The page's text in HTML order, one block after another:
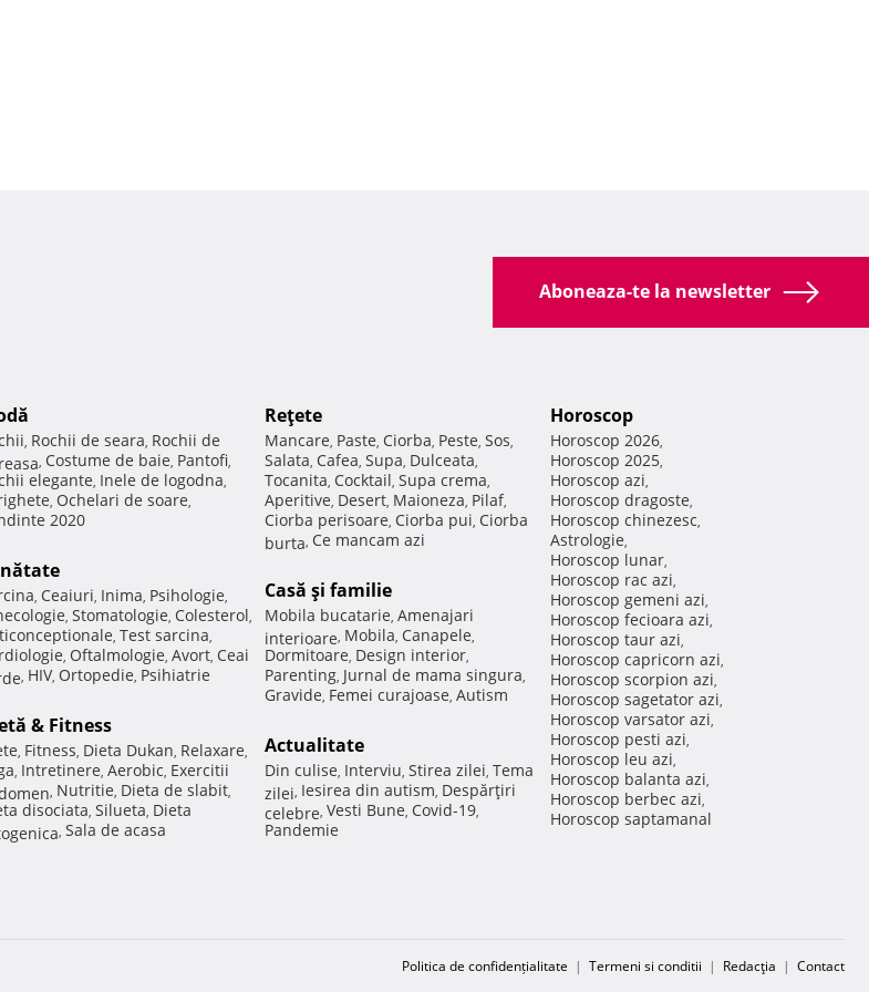
Aboneaza-te la newsletter
, Rochii de seara, Rochii de
, Costume de baie, Pantofi,
elegante, Inele de logodna,
, Ochelari de soare,
2020
, Ceaiuri, Inima, Psihologie,
, Stomatologie, Colesterol,
, Test sarcina,
, Oftalmologie, Avort, Ceai
, HIV, Ortopedie, Psihiatrie
& Fitness
, Fitness, Dieta Dukan, Relaxare,
, Intretinere, Aerobic, Exercitii
, Nutritie, Dieta de slabit,
disociata, Silueta, Dieta
, Sala de acasa
Reţete
Mancare, Paste, Ciorba, Peste, Sos,
Salata, Cafea, Supa, Dulceata,
Tocanita, Cocktail, Supa crema,
Aperitive, Desert, Maioneza, Pilaf,
Ciorba perisoare, Ciorba pui, Ciorba
burta, Ce mancam azi
Casă şi familie
Mobila bucatarie, Amenajari
interioare, Mobila, Canapele,
Dormitoare, Design interior,
Parenting, Jurnal de mama singura,
Gravide, Femei curajoase, Autism
Actualitate
Din culise, Interviu, Stirea zilei, Tema
zilei, Iesirea din autism, Despărţiri
celebre, Vesti Bune, Covid-19,
Pandemie
Horoscop
Horoscop 2026,
Horoscop 2025,
Horoscop azi,
Horoscop dragoste,
Horoscop chinezesc,
Astrologie,
Horoscop lunar,
Horoscop rac azi,
Horoscop gemeni azi,
Horoscop fecioara azi,
Horoscop taur azi,
Horoscop capricorn azi,
Horoscop scorpion azi,
Horoscop sagetator azi,
Horoscop varsator azi,
Horoscop pesti azi,
Horoscop leu azi,
Horoscop balanta azi,
Horoscop berbec azi,
Horoscop saptamanal
Politica de confidențialitate | Termeni si conditii | Redacţia | Contact